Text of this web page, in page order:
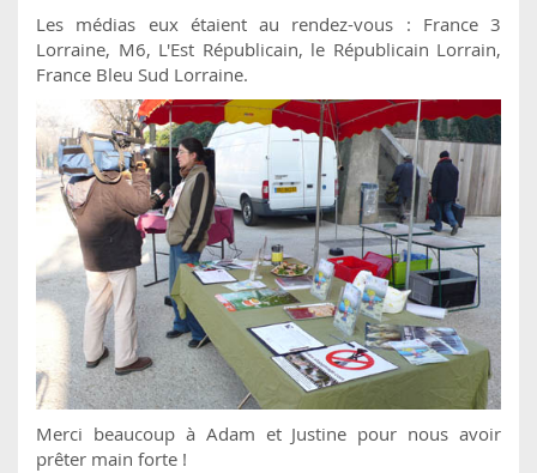
Les médias eux étaient au rendez-vous : France 3
Lorraine, M6, L'Est Républicain, le Républicain Lorrain,
France Bleu Sud Lorraine.
Merci beaucoup à Adam et Justine pour nous avoir
prêter main forte !